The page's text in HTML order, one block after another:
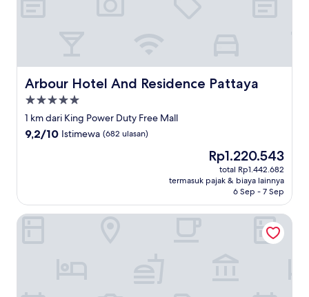
Arbour Hotel And Residence Pattaya
Arbour Hotel And Residence Pattaya
Properti
bintang
5.0
1 km dari King Power Duty Free Mall
9.2
9,2/10 Istimewa (682 ulasan)
Harga
sekarang
Rp1.220.543
Rp1.220.543
total Rp1.442.682
termasuk pajak & biaya lainnya
6 Sep - 7 Sep
Levana Pattaya Hotel